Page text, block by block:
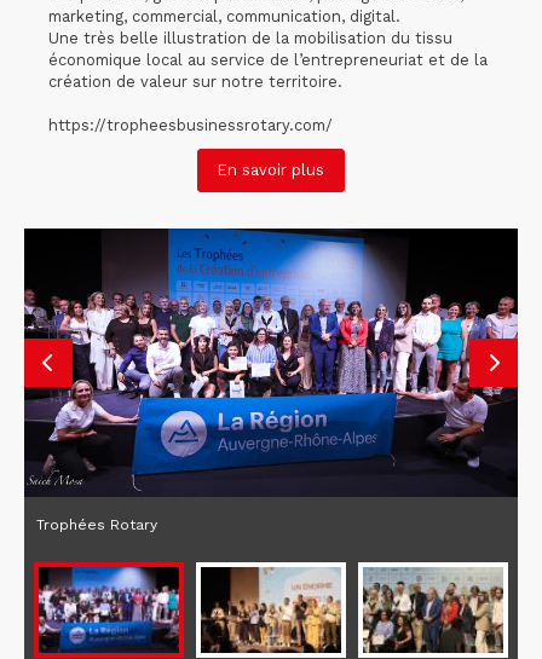
marketing, commercial, communication, digital.
Une très belle illustration de la mobilisation du tissu
économique local au service de l’entrepreneuriat et de la
création de valeur sur notre territoire.
https://tropheesbusinessrotary.com/
En savoir plus
Trophées Rotary